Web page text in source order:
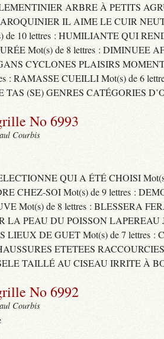
ARBRE À PETITS
IL AIME LE CUIR
de 10 lettres : HUMILIANTE QUI
Mot(s) de 8 lettres : DIMINUEE
CYCLONES PLAISIRS
: RAMASSE CUEILLI Mot(s) de 6
TAS (SE) GENRES CATÉGORIES
No 6993
Courbis
QUI A ÉTÉ CHOISI
CHEZ-SOI Mot(s) de 9 lettres :
Mot(s) de 8 lettres : BLESSERA
LA PEAU DU POISSON LAPEREAU
LIEUX DE GUET Mot(s) de 7 lettres :
ETETEES
TAILLÉ AU CISEAU IRRITE À
No 6992
Courbis